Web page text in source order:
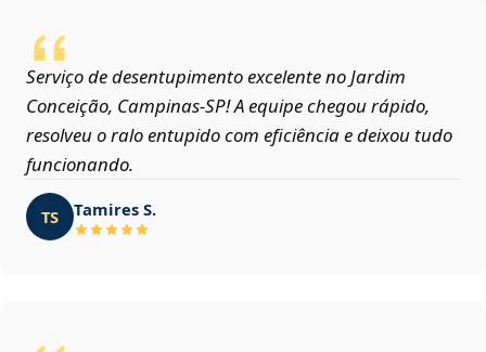
Serviço de desentupimento excelente no Jardim
Conceição, Campinas‑SP! A equipe chegou rápido,
resolveu o ralo entupido com eficiência e deixou tudo
funcionando.
TS Tamires S.